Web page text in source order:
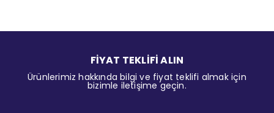
FİYAT TEKLİFİ ALIN
Ürünlerimiz hakkında bilgi ve fiyat teklifi almak için
bizimle iletişime geçin.